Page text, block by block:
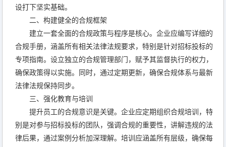
设打下坚实基础。
二、构建健全的合规框架
建立一套全面的合规政策与程序是核心。企业应编写详细的
合规手册，涵盖所有相关法律法规要求，特别是针对招标投标的
专项指南。设立独立的合规管理部门，赋予其监督执行的权力，
确保政策得以实施。同时，通过定期更新，确保合规体系与最新
法律法规保持同步。
三、强化教育与培训
提升员工的合规意识是关键。企业应定期组织合规培训，特
别是对参与招标投标的团队，强调合规的重要性，讲解违规的法
律后果，通过案例分析加深理解。培训应涵盖所有层级，确保每